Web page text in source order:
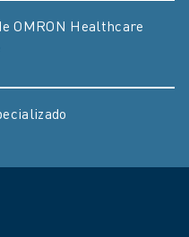
OMRON Healthcare